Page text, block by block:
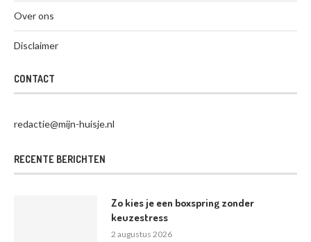
Over ons
Disclaimer
CONTACT
redactie@mijn-huisje.nl
RECENTE BERICHTEN
Zo kies je een boxspring zonder
keuzestress
2 augustus 2026